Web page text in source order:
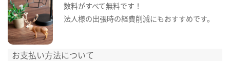
数料がすべて無料です！
法人様の出張時の経費削減にもおすすめです。
お支払い方法について